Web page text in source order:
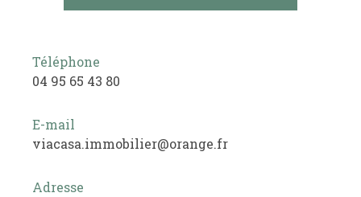
Téléphone
04 95 65 43 80
E-mail
viacasa.immobilier@orange.fr
Adresse